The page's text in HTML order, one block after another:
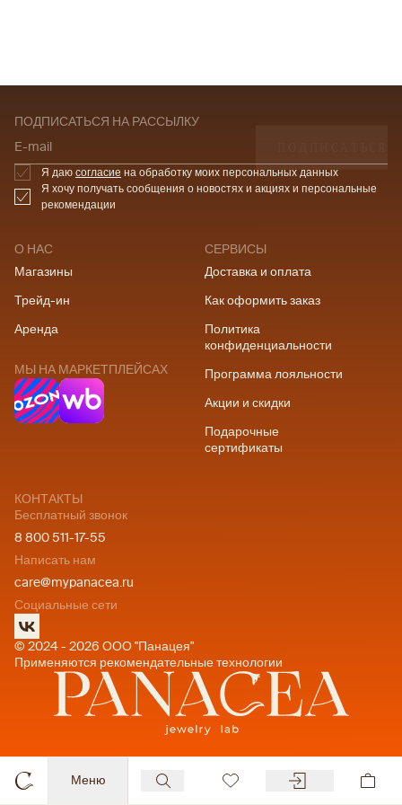
Меню
О НАС
Магазины
Трейд-ин
Аренда
МЫ НА МАРКЕТПЛЕЙСАХ
СЕРВИСЫ
Доставка и оплата
Как оформить заказ
Политика
конфиденциальности
Программа лояльности
Акции и скидки
Подарочные
сертификаты
КОНТАКТЫ
Бесплатный звонок
8 800 511-17-55
Написать нам
care@mypanacea.ru
Социальные сети
© 2024 - 2026 ООО "Панацея"
Применяются рекомендательные технологии
ПОДПИСАТЬСЯ НА РАССЫЛКУ
E-mail
Я даю согласие на обработку моих персональных данных
Я хочу получать сообщения о новостях и акциях и персональные
рекомендации